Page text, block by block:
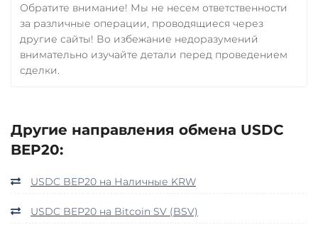
Обратите внимание! Мы не несем ответственности
за различные операции, проводящиеся через
другие сайты! Во избежание недоразумений
внимательно изучайте детали перед проведением
сделки.
Другие направления обмена USDC
BEP20:
USDC BEP20 на Наличные KRW
USDC BEP20 на Bitcoin SV (BSV)